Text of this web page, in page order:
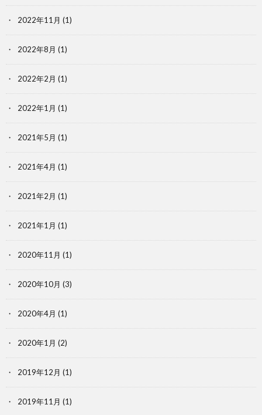
2022年11月 (1)
2022年8月 (1)
2022年2月 (1)
2022年1月 (1)
2021年5月 (1)
2021年4月 (1)
2021年2月 (1)
2021年1月 (1)
2020年11月 (1)
2020年10月 (3)
2020年4月 (1)
2020年1月 (2)
2019年12月 (1)
2019年11月 (1)